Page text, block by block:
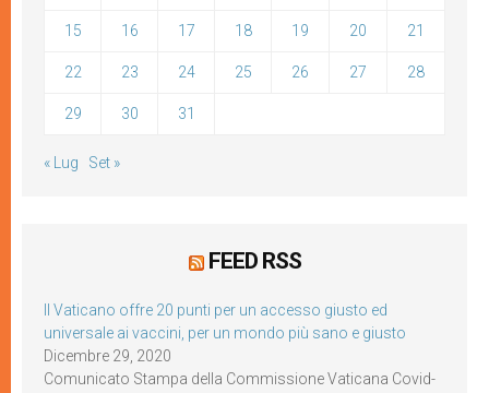
15 16 17 18 19 20 21
22 23 24 25 26 27 28
29 30 31
« Lug Set »
FEED RSS
Il Vaticano offre 20 punti per un accesso giusto ed
universale ai vaccini, per un mondo più sano e giusto
Dicembre 29, 2020
Comunicato Stampa della Commissione Vaticana Covid-